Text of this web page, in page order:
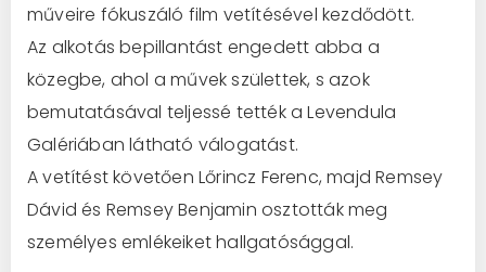
műveire fókuszáló film vetítésével kezdődött.
Az alkotás bepillantást engedett abba a
közegbe, ahol a művek születtek, s azok
bemutatásával teljessé tették a Levendula
Galériában látható válogatást.
A vetítést követően Lőrincz Ferenc, majd Remsey
Dávid és Remsey Benjamin osztották meg
személyes emlékeiket hallgatósággal.